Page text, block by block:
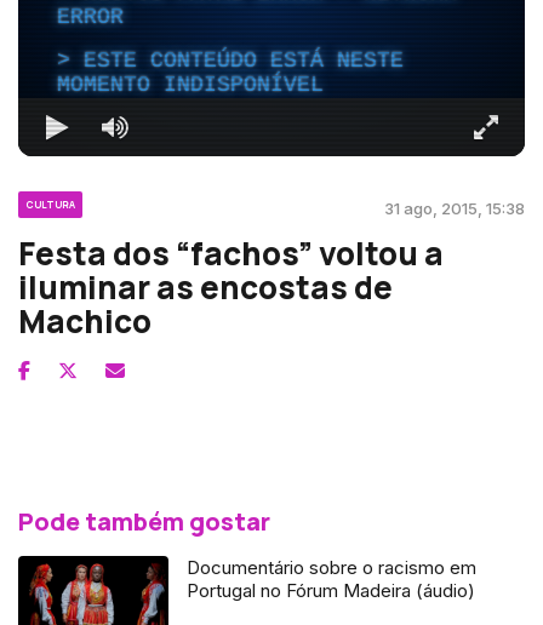
ERROR
ESTE CONTEÚDO ESTÁ NESTE
MOMENTO INDISPONÍVEL
CULTURA 31 ago, 2015, 15:38
Festa dos “fachos” voltou a
iluminar as encostas de
Machico
Pode também gostar
Documentário sobre o racismo em
Portugal no Fórum Madeira (áudio)